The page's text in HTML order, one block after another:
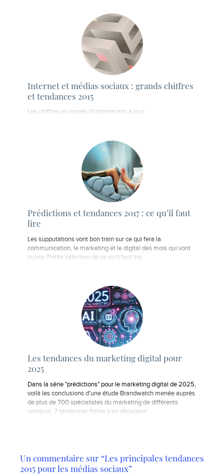
Internet et médias sociaux : grands chiffres
et tendances 2015
Les chiffres et usages d'internet mis à jour
Prédictions et tendances 2017 : ce qu’il faut
lire
Les supputations vont bon train sur ce qui fera la
communication, le marketing et le digital des mois qui vont
suivre. Petite sélection de ce qu'il faut lire.
Les tendances du marketing digital pour
2025
Dans la série "prédictions" pour le marketing digital de 2025,
voilà les conclusions d'une étude Brandwatch menée auprès
de plus de 700 spécialistes du marketing de différents
secteurs. 7 tendances fortes s'en dégagent.
Un commentaire sur “Les principales tendances
2015 pour les médias sociaux”